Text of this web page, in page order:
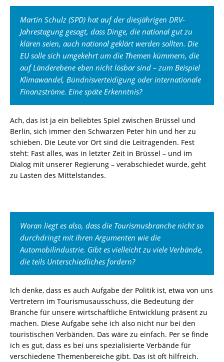
Martin Schulz (SPD) hat auf der diesjährigen DRV-
Jahrestagung gesagt, dass Dinge, die national gut zu
klären seien, auch national geklärt werden sollten. Die
EU solle sich umgekehrt um die Themen kümmern, die
auf Länderebene eben nicht lösbar sind – zum Beispiel
Klimawandel, Bündnisverteidigung oder internationale
Finanzströme. Eine späte Erkenntnis?
Ach, das ist ja ein beliebtes Spiel zwischen Brüssel und
Berlin, sich immer den Schwarzen Peter hin und her zu
schieben. Die Leute vor Ort sind die Leitragenden. Fest
steht: Fast alles, was in letzter Zeit in Brüssel – und im
Dialog mit unserer Regierung – verabschiedet wurde, geht
zu Lasten des Mittelstandes.
Woran liegt es also, dass die Tourismusbranche nicht so
durchdringt mit ihren Argumenten wie die
Automobilindustrie. Gibt es vielleicht zu viele Verbände,
die teils Unterschiedliches fordern?
Ich denke, dass es auch Aufgabe der Politik ist, etwa von uns
Vertretern im Tourismusausschuss, die Bedeutung der
Branche für unsere wirtschaftliche Entwicklung präsent zu
machen. Diese Aufgabe sehe ich also nicht nur bei den
touristischen Verbänden. Das wäre zu einfach. Per se finde
ich es gut, dass es bei uns spezialisierte Verbände für
verschiedene Themenbereiche gibt. Das ist oft hilfreich.